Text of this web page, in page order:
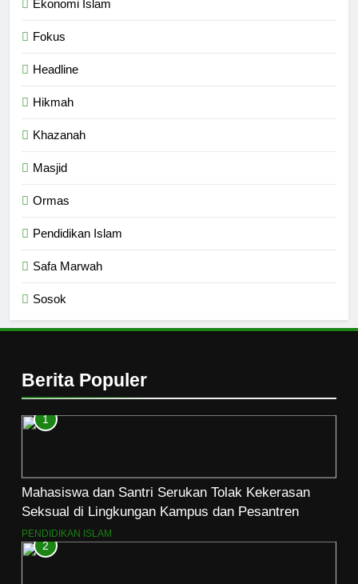
Ekonomi Islam
Fokus
Headline
Hikmah
Khazanah
Masjid
Ormas
Pendidikan Islam
Safa Marwah
Sosok
Berita Populer
1
Mahasiswa dan Santri Serukan Tolak Kekerasan
Seksual di Lingkungan Kampus dan Pesantren
PENDIDIKAN ISLAM
2